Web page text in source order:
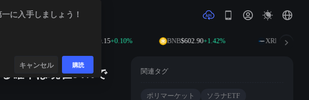
$1,920.15+0.10% BNB$602.90+1.42% XRP$1.03
確率は現在84%で
関連タグ
ポリマーケット ソラナETF
に入手しましょう！
キャンセル 購読